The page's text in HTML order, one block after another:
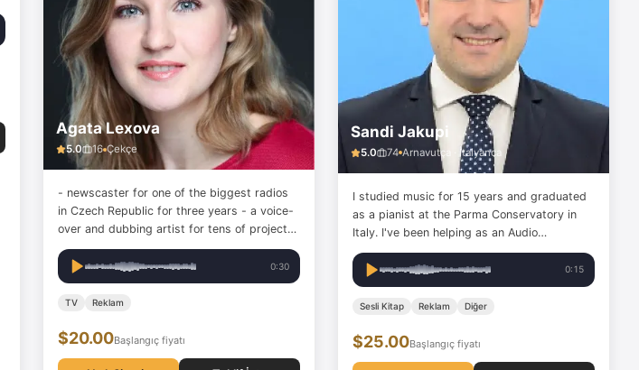
Agata Lexova
5.0 16 Çekçe
- newscaster for one of the biggest radios
in Czech Republic for three years - a voice-
over and dubbing artist for tens of projects
from different languages to Czech -
providing VOs in both Czech and English
language (Czech accented/RP) - actress
0:30
TV Reklam
$20.00Başlangıç fiyatı
Sandi Jakupi
5.0 74 Arnavutça · İtalyanca
I studied music for 15 years and graduated
as a pianist at the Parma Conservatory in
Italy. I've been helping as an Audio
Technician for a non-profit organisation for
eight years. I acquired skills as a sound
engineer and covered various roles as a
voice actor. I also have…
0:15
Sesli Kitap Reklam Diğer
$25.00Başlangıç fiyatı